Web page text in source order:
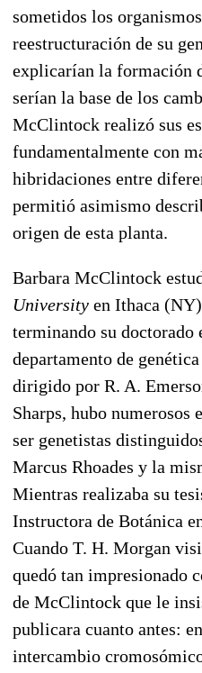
sometidos los
reestructuración de su
explicarían la formación
serían la base de los
McClintock realizó sus
fundamentalmente con
hibridaciones entre
permitió asimismo
origen de esta planta.
Barbara McClintock
University en Ithaca
terminando su doctorado
departamento de
dirigido por R. A.
Sharps, hubo numerosos
ser genetistas
Marcus Rhoades y la
Mientras realizaba su
Instructora de Botánica
Cuando T. H. Morgan
quedó tan impresionado
de McClintock que le
publicara cuanto antes:
intercambio